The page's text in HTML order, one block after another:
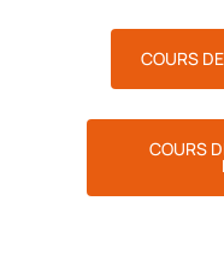
COURS
COURS